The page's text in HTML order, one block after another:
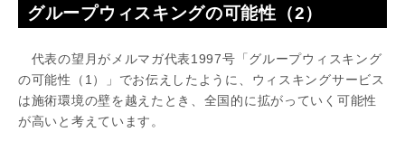
グループウィスキングの可能性（2）
代表の望月がメルマガ代表1997号「グループウィスキング
の可能性（1）」でお伝えしたように、ウィスキングサービス
は施術環境の壁を越えたとき、全国的に拡がっていく可能性
が高いと考えています。